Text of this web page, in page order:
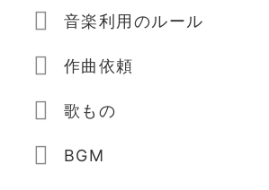
音楽利用のルール
作曲依頼
歌もの
BGM